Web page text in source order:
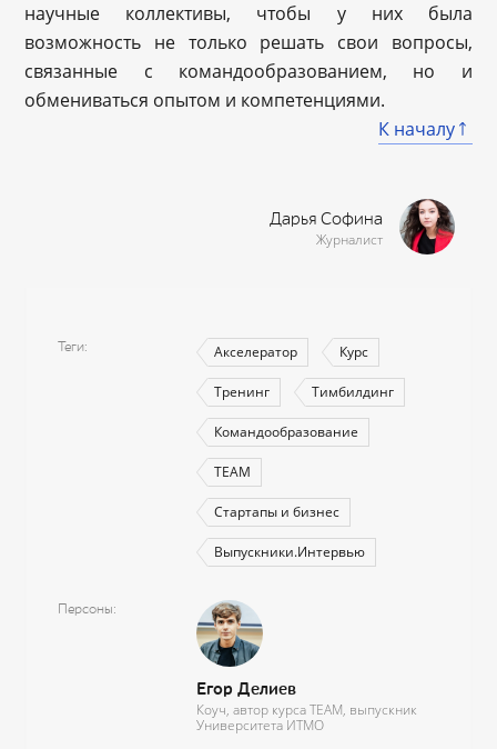
научные коллективы, чтобы у них была
возможность не только решать свои вопросы,
связанные с командообразованием, но и
обмениваться опытом и компетенциями.
К началу
Дарья Софина
Журналист
Теги Акселератор Курс
Тренинг Тимбилдинг
Командообразование
TEAM
Стартапы и бизнес
Выпускники.Интервью
Персоны
Егор Делиев
Коуч, автор курса TEAM, выпускник
Университета ИТМО